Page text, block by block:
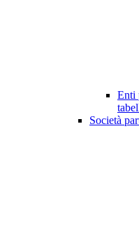
Enti
Società